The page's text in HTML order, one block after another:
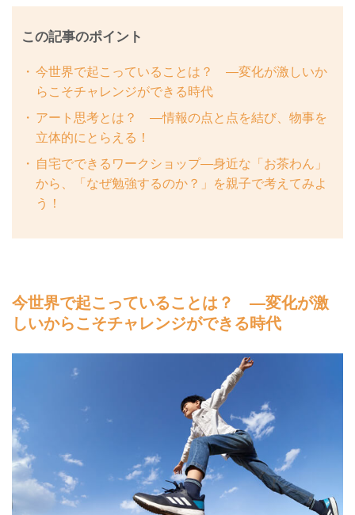
この記事のポイント
今世界で起こっていることは？ —変化が激しいか
らこそチャレンジができる時代
アート思考とは？ —情報の点と点を結び、物事を
立体的にとらえる！
自宅でできるワークショップ—身近な「お茶わん」
から、「なぜ勉強するのか？」を親子で考えてみよ
う！
今世界で起こっていることは？ —変化が激
しいからこそチャレンジができる時代